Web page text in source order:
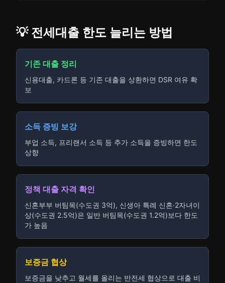
💡 전세대출 한도 늘리는 방법
기존 대출 정리
신용대출, 카드론 등 기존 대출을 상환하면 DSR 여유 확
보
소득 증빙 보강
부업 소득, 프리랜서 소득 등 추가 소득을 증빙하면 한도
상향
정책 대출 자격 확인
신혼부부 버팀목(수도권 3억), 신생아 특례 신혼·2자녀이
상(수도권 2.5억)은 일반 버팀목(수도권 1.2억)보다 한도
가 높음
보증금 협상
보증금을 낮추고 월세를 올리는 반전세 협상으로 대출 비